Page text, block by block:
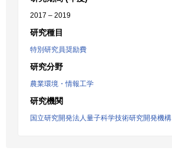
2017 – 2019
研究種目
特別研究員奨励費
研究分野
農業環境・情報工学
研究機関
国立研究開発法人量子科学技術研究開発機構